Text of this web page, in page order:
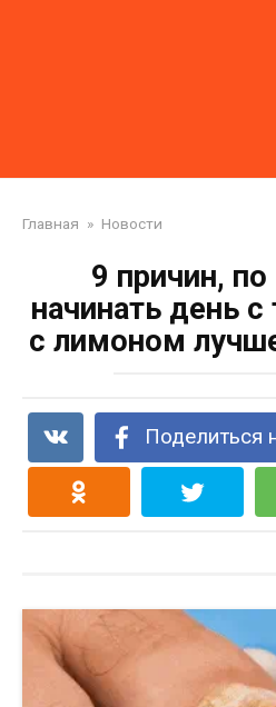
Главная » Новости
9 причин,
начинать день
с лимоном
Поделиться